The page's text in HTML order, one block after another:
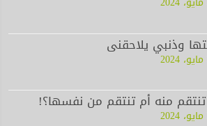
وذنبي يلاحقنى
منه أم تنتقم من نفسها؟!